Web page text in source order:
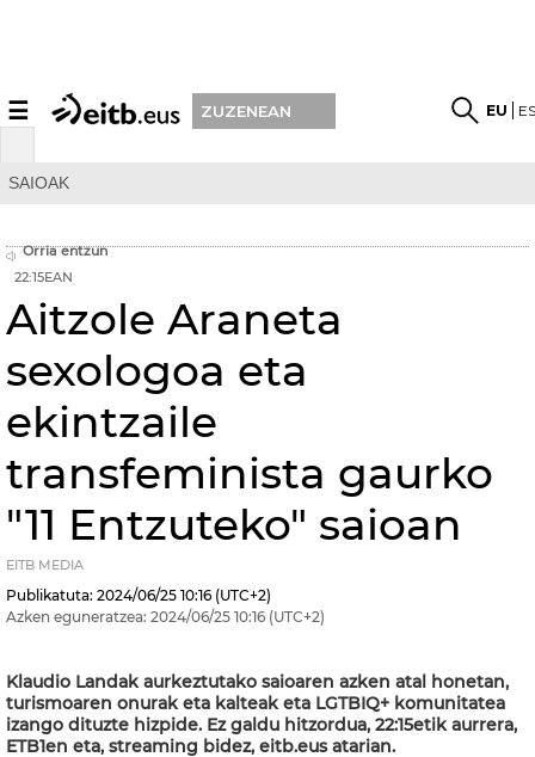
☰ ZUZENEAN EU
SAIOAK
Orria entzun
22:15EAN
Aitzole Araneta
sexologoa eta
ekintzaile
transfeminista gaurko
"11 Entzuteko" saioan
EITB MEDIA
Publikatuta: 2024/06/25 10:16 (UTC+2)
Azken eguneratzea: 2024/06/25 10:16 (UTC+2)
Klaudio Landak aurkeztutako saioaren azken atal honetan,
turismoaren onurak eta kalteak eta LGTBIQ+ komunitatea
izango dituzte hizpide. Ez galdu hitzordua, 22:15etik aurrera,
ETB1en eta, streaming bidez, eitb.eus atarian.